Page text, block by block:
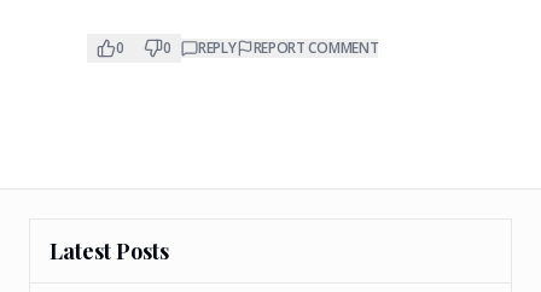
0 0 REPLY REPORT COMMENT
Latest Posts